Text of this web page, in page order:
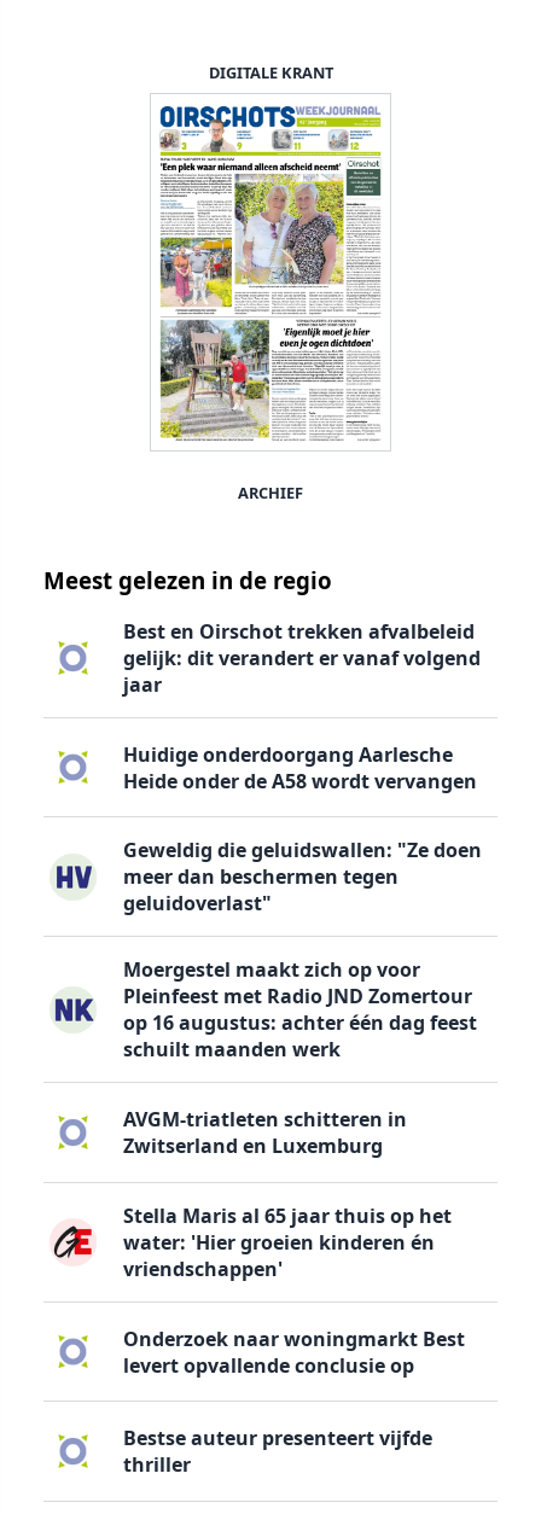
DIGITALE KRANT
ARCHIEF
Meest gelezen in de regio
Best en Oirschot trekken afvalbeleid
gelijk: dit verandert er vanaf volgend
jaar
Huidige onderdoorgang Aarlesche
Heide onder de A58 wordt vervangen
Geweldig die geluidswallen: "Ze doen
meer dan beschermen tegen
geluidoverlast"
Moergestel maakt zich op voor
Pleinfeest met Radio JND Zomertour
op 16 augustus: achter één dag feest
schuilt maanden werk
AVGM-triatleten schitteren in
Zwitserland en Luxemburg
Stella Maris al 65 jaar thuis op het
water: 'Hier groeien kinderen én
vriendschappen'
Onderzoek naar woningmarkt Best
levert opvallende conclusie op
Bestse auteur presenteert vijfde
thriller